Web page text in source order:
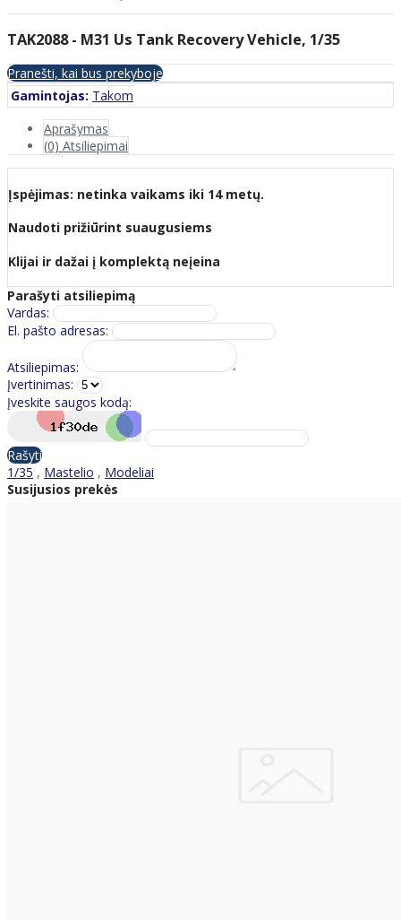
TAK2088 - M31 Us Tank Recovery Vehicle, 1/35
Pranešti, kai bus prekyboje
Gamintojas: Takom
Aprašymas
(0) Atsiliepimai
Įspėjimas: netinka vaikams iki 14 metų.
Naudoti prižiūrint suaugusiems
Klijai ir dažai į komplektą neįeina
Parašyti atsiliepimą
Vardas:
El. pašto adresas:
Atsiliepimas:
Įvertinimas:
Įveskite saugos kodą:
Rašyti
1/35 , Mastelio , Modeliai
Susijusios prekės